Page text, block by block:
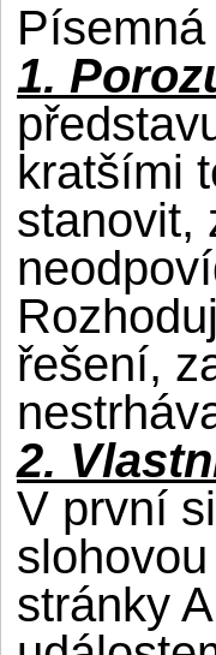
1.
kratšími
stanovit,
řešení,
2.
V první
stránky